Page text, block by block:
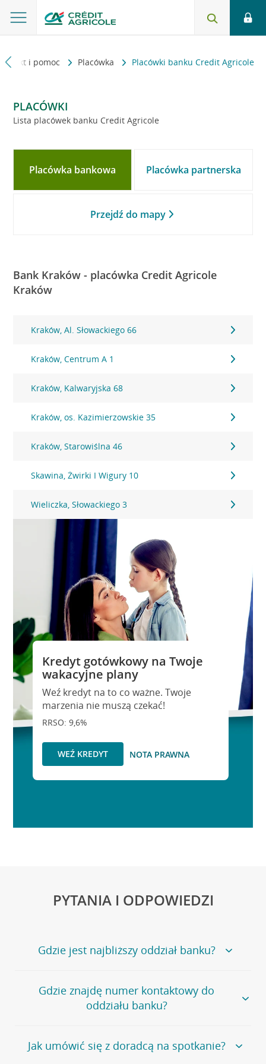
i pomoc Placówka Placówki banku Credit Agricole
PLACÓWKI
Lista placówek banku Credit Agricole
Placówka bankowa Placówka partnerska
Przejdź do mapy
Bank Kraków - placówka Credit Agricole
Kraków
Kraków, Al. Słowackiego 66
Kraków, Centrum A 1
Kraków, Kalwaryjska 68
Kraków, os. Kazimierzowskie 35
Kraków, Starowiślna 46
Skawina, Żwirki I Wigury 10
Wieliczka, Słowackiego 3
Kredyt gotówkowy na Twoje
wakacyjne plany
Weź kredyt na to co ważne. Twoje
marzenia nie muszą czekać!
RRSO: 9,6%
WEŹ KREDYT NOTA PRAWNA
PYTANIA I ODPOWIEDZI
Gdzie jest najbliższy oddział banku?
Jeśli szukasz oddziału naszego banku, zapraszamy na
stronęPlacówki i bankomaty, na której znajduje się
wygodna wyszukiwarka.
oddziałów
Gdzie znajdę numer kontaktowy do
oddziału banku?
Bank Credit Agricole nie udostępnia ogólnego numeru
telefonu do placówki bankowej.
Jak umówić się z doradcą na spotkanie?